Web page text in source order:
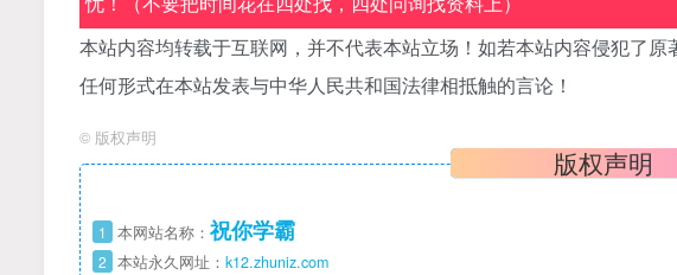
本站内容均转载于互联网，并不代表本站立场！如若本站内容侵犯了
任何形式在本站发表与中华人民共和国法律相抵触的言论！
© 版权声明
版权声明
1 本网站名称： 祝你学霸
2 本站永久网址： k12.zhuniz.com